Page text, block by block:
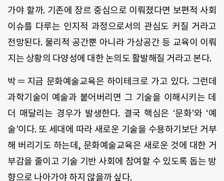
가야 할까. 기존에 장르 중심으로 이뤄졌다면 보편적 사회
이슈를 다루는 인지적 과정으로서의 관심도 커질 거라고
전망된다. 물리적 공간뿐 아니라 가상공간 등 교육이 이뤄
지는 상황의 다양성에 대한 논의도 활발해질 거라고 본다.
박＝지금 문화예술교육은 하이테크로 가고 있다. 그런데
과학기술이 예술과 붙어버리면 그 기술을 이해시키는 데
더 매달리는 경우가 발생한다. 결국 핵심은 ‘문화’와 ‘예
술’이다. 또 세대에 따라 새로운 기술을 수용하기보단 거부
해 버리기도 하는데, 문화예술교육은 새로운 것에 대한 거
부감을 줄이고 기술 기반 사회에 참여할 수 있도록 돕는 방
향으로 나아가야 하지 않을까 싶다.